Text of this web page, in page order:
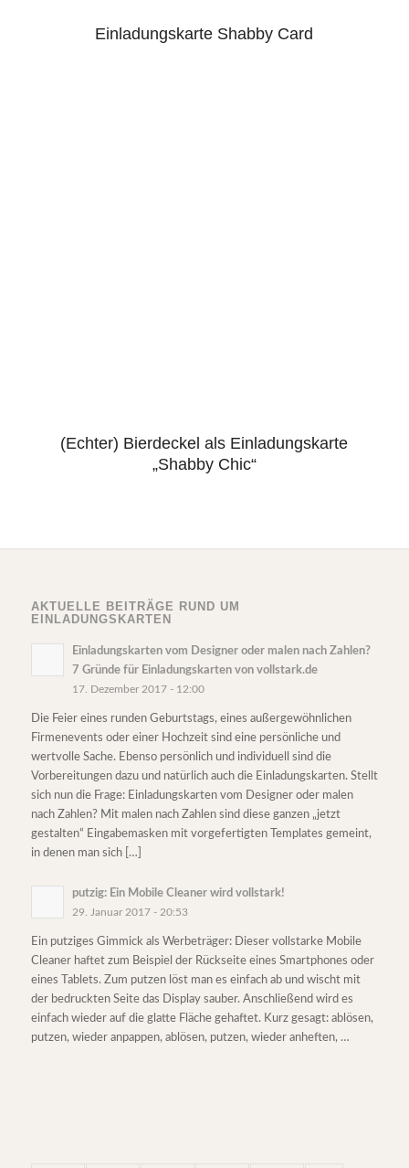
5.00
Einladungskarte Shabby Card
(Echter) Bierdeckel als Einladungskarte
„Shabby Chic“
AKTUELLE BEITRÄGE RUND UM
EINLADUNGSKARTEN
Einladungskarten vom Designer oder malen nach Zahlen?
7 Gründe für Einladungskarten von vollstark.de
17. Dezember 2017 - 12:00
Die Feier eines runden Geburtstags, eines außergewöhnlichen
Firmenevents oder einer Hochzeit sind eine persönliche und
wertvolle Sache. Ebenso persönlich und individuell sind die
Vorbereitungen dazu und natürlich auch die Einladungskarten. Stellt
sich nun die Frage: Einladungskarten vom Designer oder malen
nach Zahlen? Mit malen nach Zahlen sind diese ganzen „jetzt
gestalten“ Eingabemasken mit vorgefertigten Templates gemeint,
in denen man sich […]
putzig: Ein Mobile Cleaner wird vollstark!
29. Januar 2017 - 20:53
Ein putziges Gimmick als Werbeträger: Dieser vollstarke Mobile
Cleaner haftet zum Beispiel der Rückseite eines Smartphones oder
eines Tablets. Zum putzen löst man es einfach ab und wischt mit
der bedruckten Seite das Display sauber. Anschließend wird es
einfach wieder auf die glatte Fläche gehaftet. Kurz gesagt: ablösen,
putzen, wieder anpappen, ablösen, putzen, wieder anheften, …